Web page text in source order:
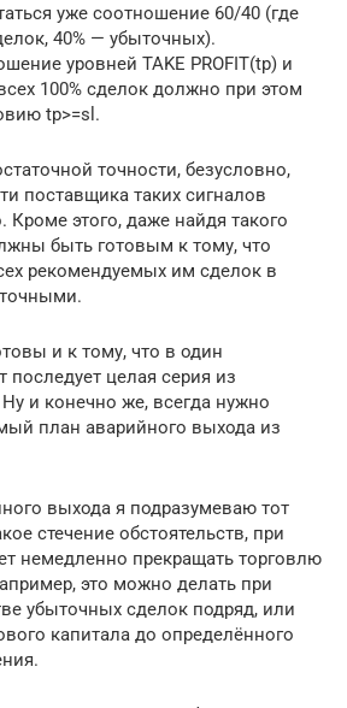
уже соотношение 60/40 (где
40% — убыточных).
уровней TAKE PROFIT(tp) и
100% сделок должно при этом
tp>=sl.
точности, безусловно,
поставщика таких сигналов
Кроме этого, даже найдя такого
быть готовым к тому, что
рекомендуемых им сделок в
и к тому, что в один
целая серия из
и конечно же, всегда нужно
план аварийного выхода из
выхода я подразумеваю тот
стечение обстоятельств, при
немедленно прекращать торговлю
это можно делать при
убыточных сделок подряд, или
капитала до определённого